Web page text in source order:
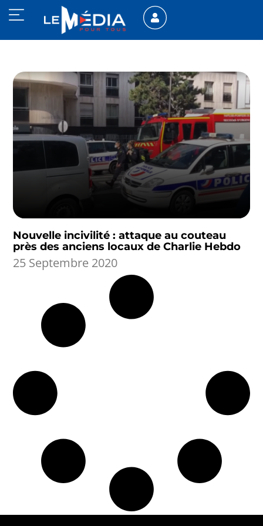
Nouvelle incivilité : attaque au couteau
près des anciens locaux de Charlie Hebdo
25 Septembre 2020